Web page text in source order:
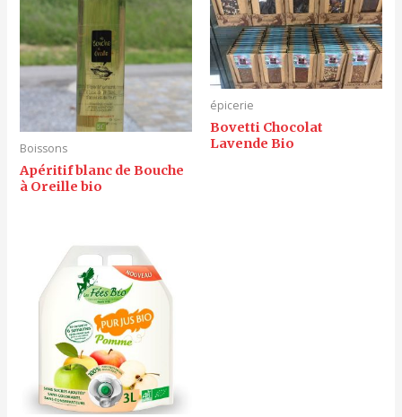
Boissons
Apéritif blanc de Bouche
à Oreille bio
épicerie
Bovetti Chocolat
Lavende Bio